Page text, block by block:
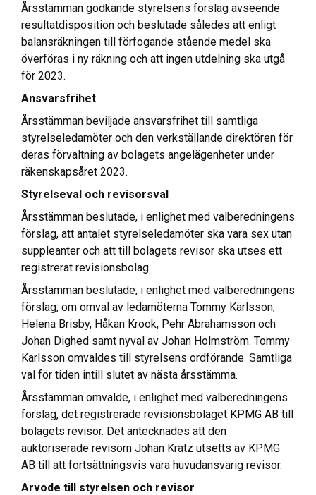
Årsstämman godkände styrelsens förslag avseende
resultatdisposition och beslutade således att enligt
balansräkningen till förfogande stående medel ska
överföras i ny räkning och att ingen utdelning ska utgå
för 2023.
Ansvarsfrihet
Årsstämman beviljade ansvarsfrihet till samtliga
styrelseledamöter och den verkställande direktören för
deras förvaltning av bolagets angelägenheter under
räkenskapsåret 2023.
Styrelseval och revisorsval
Årsstämman beslutade, i enlighet med valberedningens
förslag, att antalet styrelseledamöter ska vara sex utan
suppleanter och att till bolagets revisor ska utses ett
registrerat revisionsbolag.
Årsstämman beslutade, i enlighet med valberedningens
förslag, om omval av ledamöterna Tommy Karlsson,
Helena Brisby, Håkan Krook, Pehr Abrahamsson och
Johan Dighed samt nyval av Johan Holmström. Tommy
Karlsson omvaldes till styrelsens ordförande. Samtliga
val för tiden intill slutet av nästa årsstämma.
Årsstämman omvalde, i enlighet med valberedningens
förslag, det registrerade revisionsbolaget KPMG AB till
bolagets revisor. Det antecknades att den
auktoriserade revisorn Johan Kratz utsetts av KPMG
AB till att fortsättningsvis vara huvudansvarig revisor.
Arvode till styrelsen och revisor